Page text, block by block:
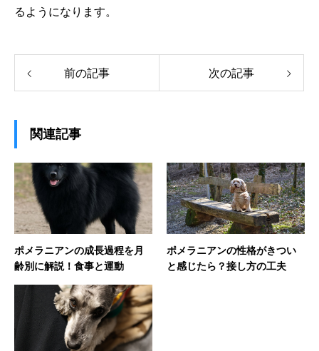
るようになります。
前の記事 次の記事
関連記事
ポメラニアンの成長過程を月
齢別に解説！食事と運動
ポメラニアンの性格がきつい
と感じたら？接し方の工夫